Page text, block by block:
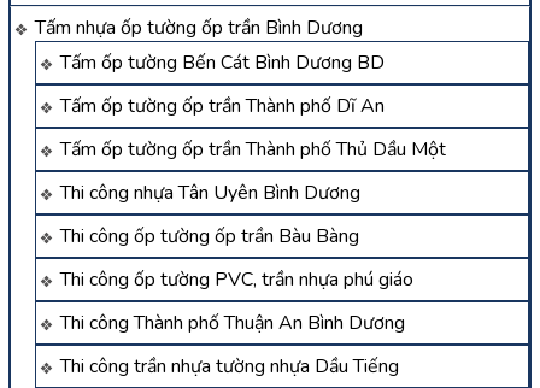
Tấm nhựa ốp tường ốp trần Bình Dương
Tấm ốp tường Bến Cát Bình Dương BD
Tấm ốp tường ốp trần Thành phố Dĩ An
Tấm ốp tường ốp trần Thành phố Thủ Dầu Một
Thi công nhựa Tân Uyên Bình Dương
Thi công ốp tường ốp trần Bàu Bàng
Thi công ốp tường PVC, trần nhựa phú giáo
Thi công Thành phố Thuận An Bình Dương
Thi công trần nhựa tường nhựa Dầu Tiếng